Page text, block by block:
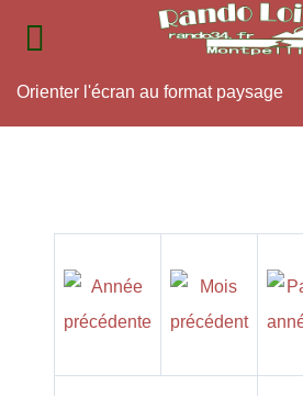
Orienter l'écran au format paysage